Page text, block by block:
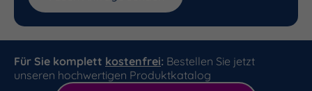
Für Sie komplett kostenfrei: Bestellen Sie jetzt
unseren hochwertigen Produktkatalog